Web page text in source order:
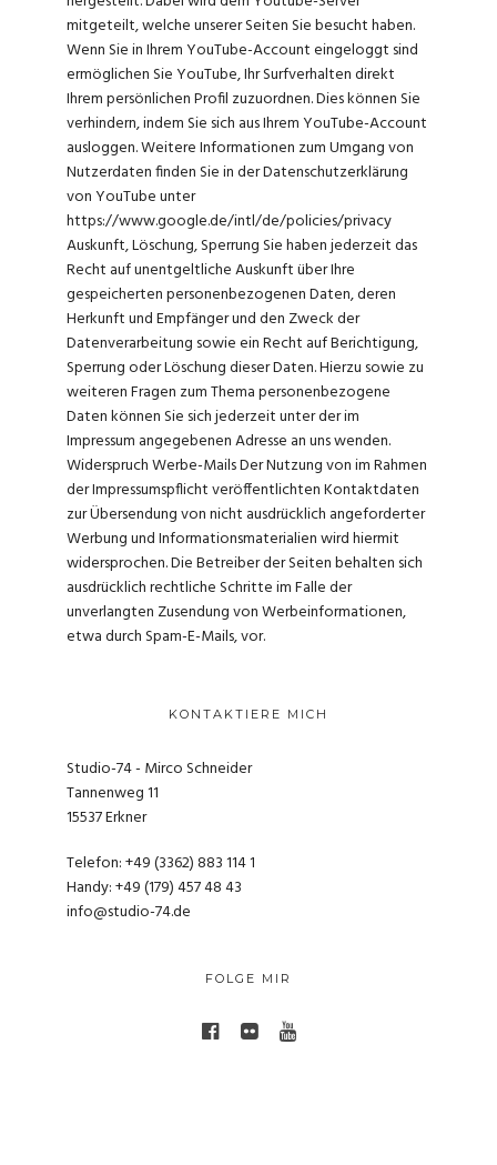
mitgeteilt, welche unserer Seiten Sie besucht haben.
Wenn Sie in Ihrem YouTube-Account eingeloggt sind
ermöglichen Sie YouTube, Ihr Surfverhalten direkt
Ihrem persönlichen Profil zuzuordnen. Dies können Sie
verhindern, indem Sie sich aus Ihrem YouTube-Account
ausloggen. Weitere Informationen zum Umgang von
Nutzerdaten finden Sie in der Datenschutzerklärung
von YouTube unter
https://www.google.de/intl/de/policies/privacy
Auskunft, Löschung, Sperrung Sie haben jederzeit das
Recht auf unentgeltliche Auskunft über Ihre
gespeicherten personenbezogenen Daten, deren
Herkunft und Empfänger und den Zweck der
Datenverarbeitung sowie ein Recht auf Berichtigung,
Sperrung oder Löschung dieser Daten. Hierzu sowie zu
weiteren Fragen zum Thema personenbezogene
Daten können Sie sich jederzeit unter der im
Impressum angegebenen Adresse an uns wenden.
Widerspruch Werbe-Mails Der Nutzung von im Rahmen
der Impressumspflicht veröffentlichten Kontaktdaten
zur Übersendung von nicht ausdrücklich angeforderter
Werbung und Informationsmaterialien wird hiermit
widersprochen. Die Betreiber der Seiten behalten sich
ausdrücklich rechtliche Schritte im Falle der
unverlangten Zusendung von Werbeinformationen,
etwa durch Spam-E-Mails, vor.
KONTAKTIERE MICH
Studio-74 - Mirco Schneider
Tannenweg 11
15537 Erkner
Telefon: +49 (3362) 883 114 1
Handy: +49 (179) 457 48 43
info@studio-74.de
FOLGE MIR